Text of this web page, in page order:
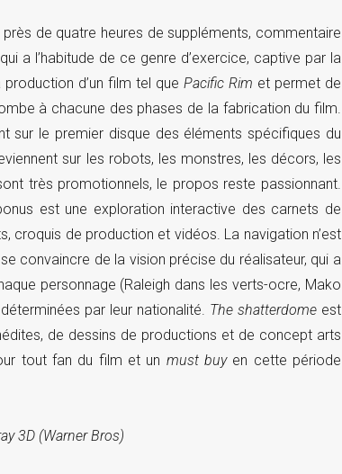
de quatre heures de suppléments, commentaire
a l’habitude de ce genre d’exercice, captive par la
d’un film tel quePacific Rim et permet de
à chacune des phases de la fabrication du film.
sur le premier disque des éléments spécifiques du
sur les robots, les monstres, les décors, les
très promotionnels, le propos reste passionnant.
est une exploration interactive des carnets de
croquis de production et vidéos. La navigation n’est
convaincre de la vision précise du réalisateur, qui a
personnage (Raleigh dans les verts-ocre, Mako
par leur nationalité. The shatterdomeest
de dessins de productions et de concept arts
tout fan du film et un must buyen cette période
3D (Warner Bros)